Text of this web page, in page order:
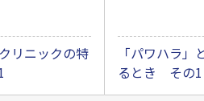
リニックの特
「パワハラ
るとき その1